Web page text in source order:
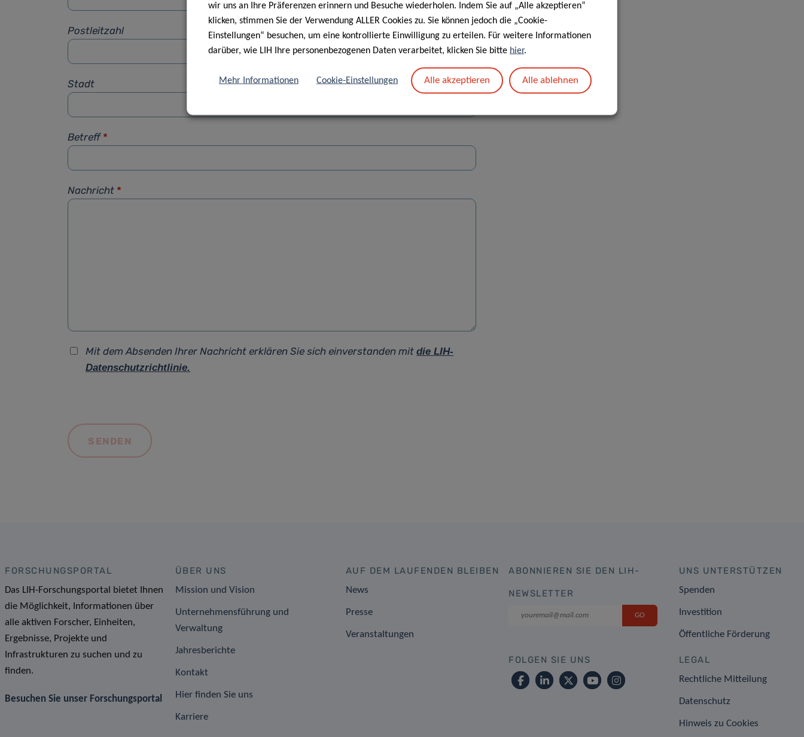
Postleitzahl Straße
Stadt
Betreff *
Nachricht *
Mit dem Absenden Ihrer Nachricht erklären Sie sich einverstanden mitdie LIH-
Datenschutzrichtlinie.
FORSCHUNGSPORTAL
Das LIH-Forschungsportal bietet Ihnen
die Möglichkeit, Informationen über
alle aktiven Forscher, Einheiten,
Ergebnisse, Projekte und
Infrastrukturen zu suchen und zu
finden.
Besuchen Sie unser Forschungsportal
ÜBER UNS
Mission und Vision
Unternehmensführung und
Verwaltung
Jahresberichte
Kontakt
Hier finden Sie uns
Karriere
AUF DEM LAUFENDEN BLEIBEN
News
Presse
Veranstaltungen
ABONNIEREN SIE DEN LIH-
NEWSLETTER
FOLGEN SIE UNS
UNS UNTERSTÜTZEN
Spenden
Investition
Öffentliche Förderung
LEGAL
Rechtliche Mitteilung
Datenschutz
Hinweis zu Cookies
wir uns an Ihre Präferenzen erinnern und Besuche wiederholen. Indem Sie auf „Alle akzeptieren“
klicken, stimmen Sie der Verwendung ALLER Cookies zu. Sie können jedoch die „Cookie-
Einstellungen“ besuchen, um eine kontrollierte Einwilligung zu erteilen. Für weitere Informationen
darüber, wie LIH Ihre personenbezogenen Daten verarbeitet, klicken Sie bitte hier.
Mehr Informationen Cookie-Einstellungen Alle akzeptieren Alle ablehnen